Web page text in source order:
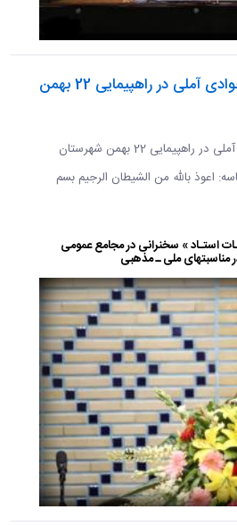
سخنرانی استاد مرتضی جوادی آملی در راهپیمایی 22 بهمن
سخنرانی استاد مرتضی جوادی آملی در راهپیمایی 22 بهمن شهرستان
02 2015 2343585 شناسه: اعوذ بالله من الشيطان الرجيم بسم
استـاد » سخنرانی در مجامع عمومی
مناسبتهای ملی ـ مذهبی